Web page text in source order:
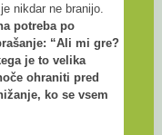
nikdar ne branijo.
potreba po
“Ali mi gre?
je to velika
ohraniti pred
ko se vsem